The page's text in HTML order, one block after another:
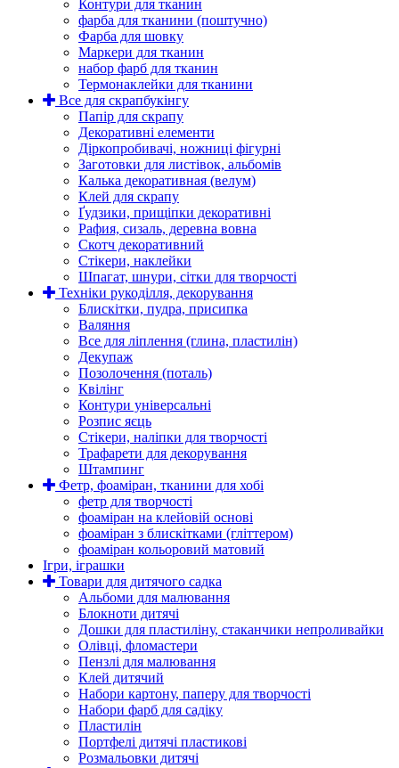
Контури для тканин
фарба для тканини (поштучно)
Фарба для шовку
Маркери для тканин
набор фарб для тканин
Термонаклейки для тканини
Все для скрапбукінгу
Папір для скрапу
Декоративні елементи
Діркопробивачі, ножниці фігурні
Заготовки для листівок, альбомів
Калька декоративная (велум)
Клей для скрапу
Ґудзики, прищіпки декоративні
Рафия, сизаль, деревна вовна
Скотч декоративний
Стікери, наклейки
Шпагат, шнури, сітки для творчості
Техніки рукоділля, декорування
Блискітки, пудра, присипка
Валяння
Все для ліплення (глина, пластилін)
Декупаж
Позолочення (поталь)
Квілінг
Контури універсальні
Розпис яєць
Стікери, наліпки для творчості
Трафарети для декорування
Штампинг
Фетр, фоаміран, тканини для хобі
фетр для творчості
фоаміран на клейовій основі
фоаміран з блискітками (гліттером)
фоаміран кольоровий матовий
Ігри, іграшки
Товари для дитячого садка
Альбоми для малювання
Блокноти дитячі
Дошки для пластиліну, стаканчики непроливайки
Олівці, фломастери
Пензлі для малювання
Клей дитячий
Набори картону, паперу для творчості
Набори фарб для садіку
Пластилін
Портфелі дитячі пластикові
Розмальовки дитячі